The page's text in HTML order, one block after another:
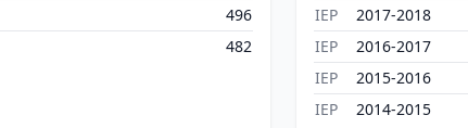
496
482
IEP
2017-2018
IEP
2016-2017
IEP
2015-2016
IEP
2014-2015